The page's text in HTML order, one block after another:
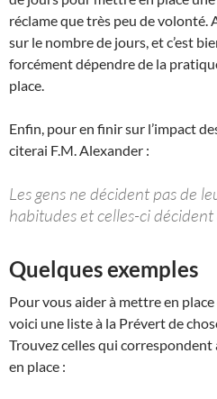
réclame que très peu de volonté.
sur le nombre de jours, et c’est
forcément dépendre de la
place.
Enfin, pour en finir sur l’impact
citerai F.M. Alexander :
Les gens ne décident pas de
habitudes et celles-ci
Quelques exemples
Pour vous aider à mettre en
voici une liste à la Prévert de
Trouvez celles qui
en place :